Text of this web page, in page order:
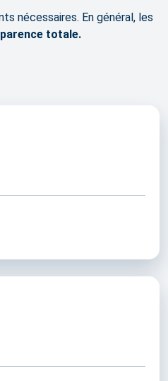
nécessaires. En général, les
totale.